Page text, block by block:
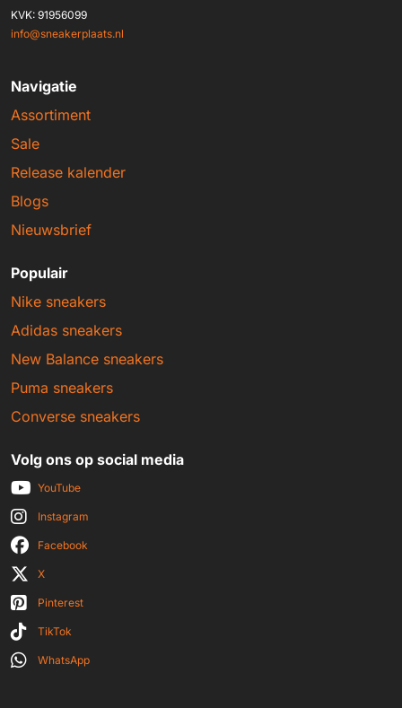
KVK: 91956099
info@sneakerplaats.nl
Navigatie
Assortiment
Sale
Release kalender
Blogs
Nieuwsbrief
Populair
Nike sneakers
Adidas sneakers
New Balance sneakers
Puma sneakers
Converse sneakers
Volg ons op social media
YouTube
Instagram
Facebook
X
Pinterest
TikTok
WhatsApp